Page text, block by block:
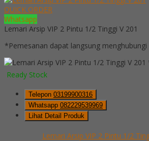
QUICK ORDER
Whatsapp
Lemari Arsip VIP 2 Pintu 1/2 Tinggi V 201
*Pemesanan dapat langsung
Ready Stock
Telepon 03199900316
Whatsapp 082229539969
Lihat Detail Produk
Lemari Arsip VIP 2 Pintu 1/2